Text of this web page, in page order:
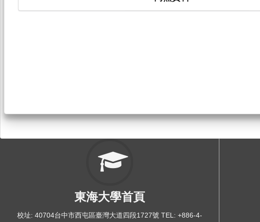
東海大學首頁
校址: 40704台中市西屯區臺灣大道四段1727號 TEL: +886-4-